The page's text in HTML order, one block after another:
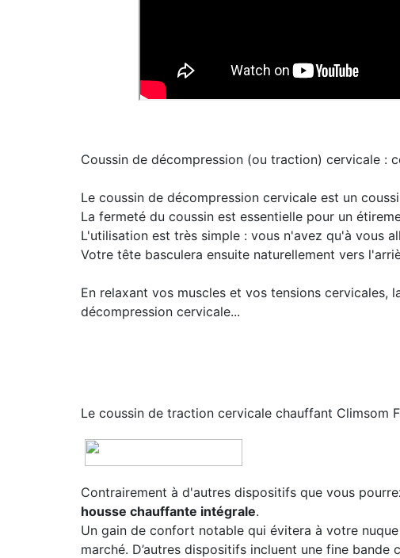
Coussin de décompression (ou traction) cervicale :
Le coussin de décompression cervicale est un
La fermeté du coussin est essentielle pour un
L'utilisation est très simple : vous n'avez qu'à vous
Votre tête basculera ensuite naturellement vers
En relaxant vos muscles et vos tensions
décompression cervicale...
Le coussin de traction cervicale chauffant Climsom
Contrairement à d'autres dispositifs que vous
housse chauffante intégrale.
Un gain de confort notable qui évitera à votre
marché. D’autres dispositifs incluent une fine